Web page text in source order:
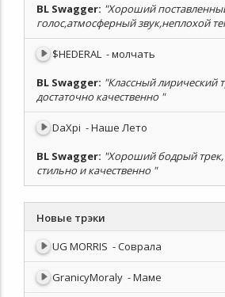
BL Swagger: "Хороший
голос,атмосферный звук,неплохой
$HEDERAL - молчать
BL Swagger: "Классный лирический
достаточно качественно "
DaXpi - Наше Лето
BL Swagger: "Хороший бодрый трек,
стильно и качественно "
Новые трэки
UG MORRIS - Соврала
GranicyMoraly - Маме